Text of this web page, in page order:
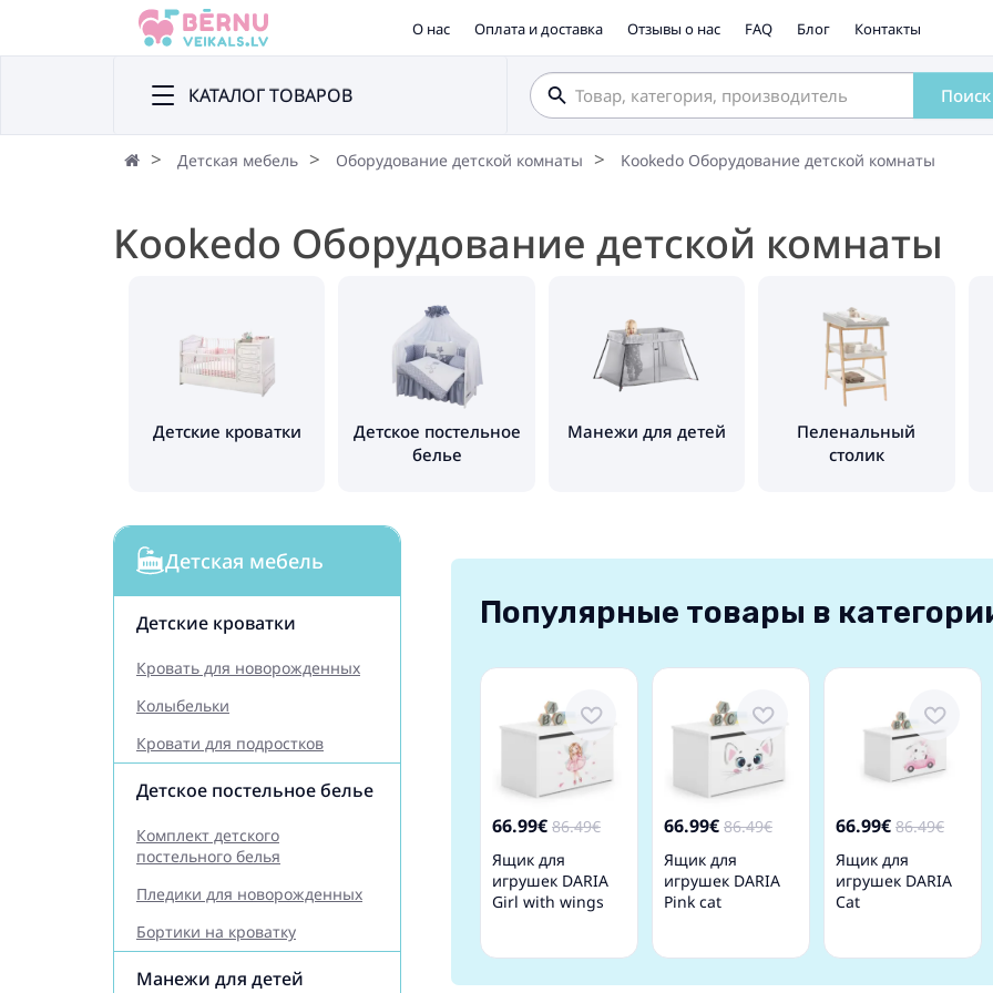
О нас Оплата и доставка Отзывы о нас FAQ Блог Контакты
КАТАЛОГ ТОВАРОВ Поиск
Детская мебель Оборудование детской комнаты Kookedo Оборудование детской комнаты
Kookedo Оборудование детской комнаты
Детские кроватки
Детское постельное
белье
Манежи для детей
Пеленальный
столик
Детская мебель
Детские кроватки
Кровать для новорожденных
Колыбельки
Кровати для подростков
Детское постельное белье
Комплект детского
постельного белья
Пледики для новорожденных
Бортики на кроватку
Манежи для детей
Популярные товары в
66.99€ 86.49€
Ящик для
игрушек DARIA
Girl with wings
66.99€ 86.49€
Ящик для
игрушек DARIA
Pink cat
66.99€ 86.49€
Ящик для
игрушек DARIA
Cat